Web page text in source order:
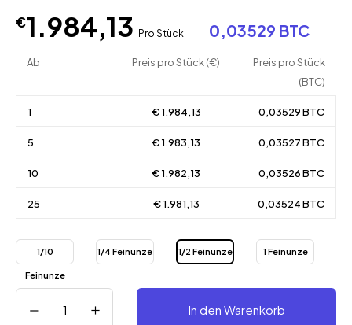
€1.984,13 Pro Stück 0,03529 BTC
Ab Preis pro Stück (€)
Preis pro Stück
(BTC)
1 € 1.984,13 0,03529 BTC
5 € 1.983,13 0,03527 BTC
10 € 1.982,13 0,03526 BTC
25 € 1.981,13 0,03524 BTC
1/10
Feinunze
1/4 Feinunze 1/2 Feinunze 1 Feinunze
In den Warenkorb